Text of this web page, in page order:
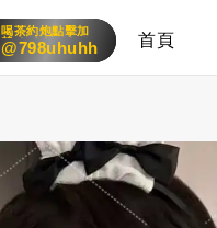
喝茶約炮點擊加
賴
24小時客服在線
@798uhuhh 首頁